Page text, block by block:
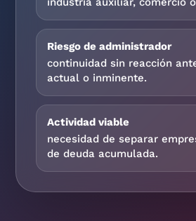
Riesgo de administrador
continuidad sin reacción
actual o inminente.
Actividad viable
necesidad de separar
de deuda acumulada.